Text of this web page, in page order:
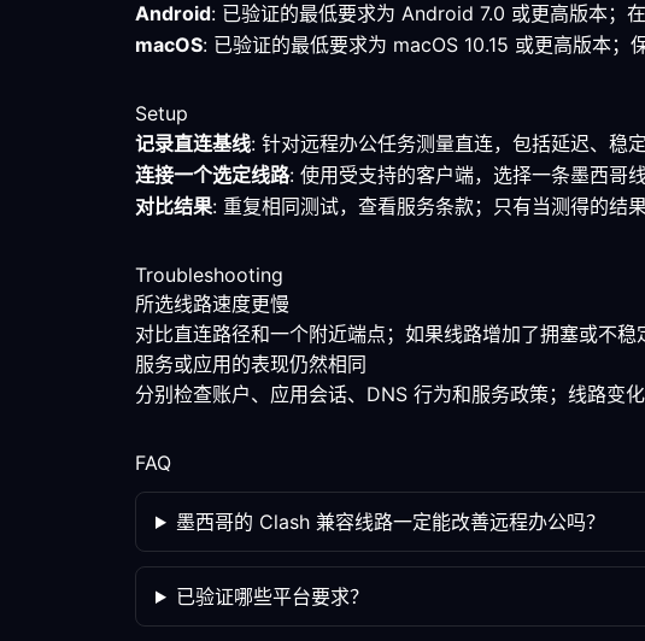
Android: 已验证的最低要求为 Android 7.0 或更高版本；
macOS: 已验证的最低要求为 macOS 10.15 或更高版本；
Setup
记录直连基线: 针对远程办公任务测量直连，包括延迟、稳
连接一个选定线路: 使用受支持的客户端，选择一条墨西哥
对比结果: 重复相同测试，查看服务条款；只有当测得的结
Troubleshooting
所选线路速度更慢
对比直连路径和一个附近端点；如果线路增加了拥塞或不稳
服务或应用的表现仍然相同
分别检查账户、应用会话、DNS 行为和服务政策；线路变化
FAQ
墨西哥的 Clash 兼容线路一定能改善远程办公吗？
已验证哪些平台要求？